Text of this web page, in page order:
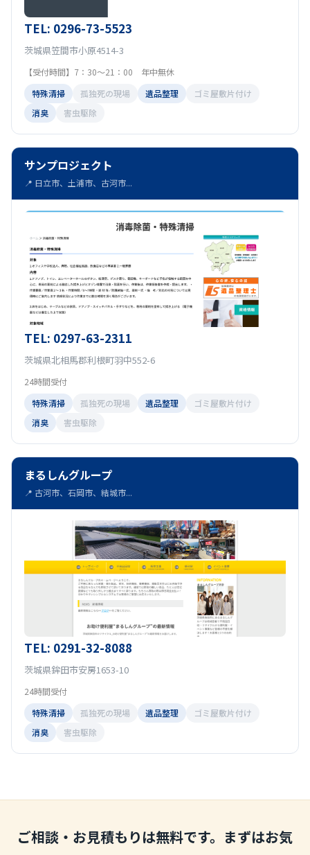
TEL: 0296-73-5523
茨城県笠間市小原4514-3
【受付時間】7：30～21：00 年中無休
特殊清掃
孤独死の現場 遺品整理
ゴミ屋敷片付け
消臭
害虫駆除
サンプロジェクト
📍 日立市、土浦市、古河市...
TEL: 0297-63-2311
茨城県北相馬郡利根町羽中552-6
24時間受付
特殊清掃
孤独死の現場 遺品整理
ゴミ屋敷片付け
消臭
害虫駆除
まるしんグループ
📍 古河市、石岡市、結城市...
TEL: 0291-32-8088
茨城県鉾田市安房1653-10
24時間受付
特殊清掃
孤独死の現場 遺品整理
ゴミ屋敷片付け
消臭
害虫駆除
ご相談・お見積もりは無料です。まずはお気